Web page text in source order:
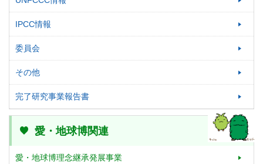
IPCC情報
委員会
その他
完了研究事業報告書
愛・地球博関連
愛・地球博理念継承発展事業